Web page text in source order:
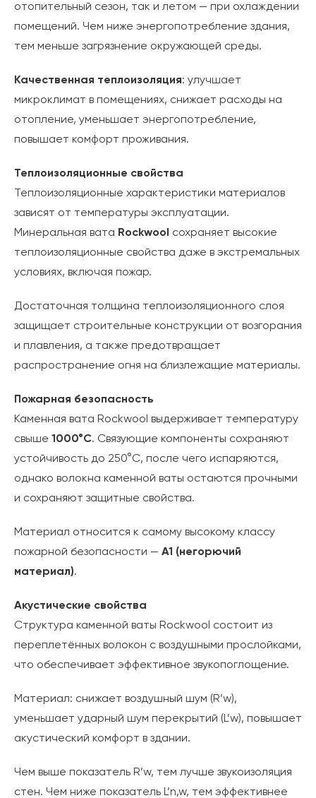
отопительный сезон, так и летом — при охлаждении
помещений. Чем ниже энергопотребление здания,
тем меньше загрязнение окружающей среды.
Качественная теплоизоляция: улучшает
микроклимат в помещениях, снижает расходы на
отопление, уменьшает энергопотребление,
повышает комфорт проживания.
Теплоизоляционные свойства
Теплоизоляционные характеристики материалов
зависят от температуры эксплуатации.
Минеральная вата Rockwool
сохраняет высокие
теплоизоляционные свойства даже в экстремальных
условиях, включая пожар.
Достаточная толщина теплоизоляционного слоя
защищает строительные конструкции от возгорания
и плавления, а также предотвращает
распространение огня на близлежащие материалы.
Пожарная безопасность
Каменная вата Rockwool выдерживает температуру
свыше 1000°C. Связующие компоненты сохраняют
устойчивость до 250°C, после чего испаряются,
однако волокна каменной ваты остаются прочными
и сохраняют защитные свойства.
Материал относится к самому высокому классу
пожарной безопасности — A1 (негорючий
материал).
Акустические свойства
Структура каменной ваты Rockwool состоит из
переплетённых волокон с воздушными прослойками,
что обеспечивает эффективное звукопоглощение.
Материал: снижает воздушный шум (R’w),
уменьшает ударный шум перекрытий (L’w), повышает
акустический комфорт в здании.
Чем выше показатель R’w, тем лучше звукоизоляция
стен. Чем ниже показатель L’n,w, тем эффективнее